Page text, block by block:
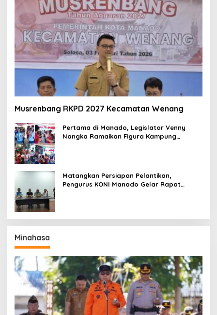
Musrenbang RKPD 2027 Kecamatan Wenang
Pertama di Manado, Legislator Venny
Nangka Ramaikan Figura Kampung
Matangkan Persiapan Pelantikan,
Pengurus KONI Manado Gelar Rapat
Minahasa